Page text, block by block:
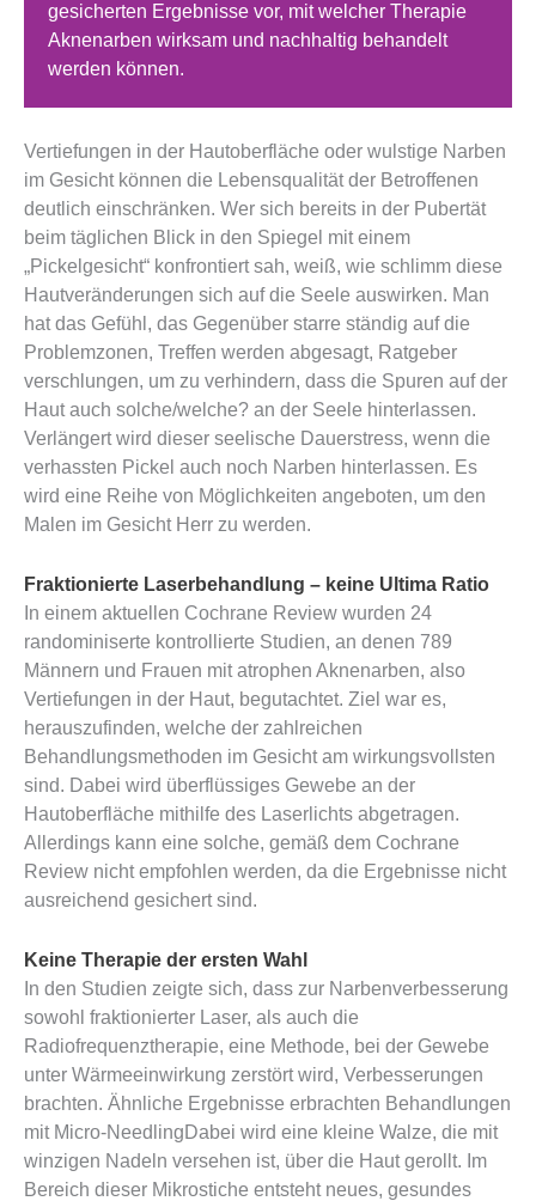
gesicherten Ergebnisse vor, mit welcher Therapie
Aknenarben wirksam und nachhaltig behandelt
werden können.
Vertiefungen in der Hautoberfläche oder wulstige Narben
im Gesicht können die Lebensqualität der Betroffenen
deutlich einschränken. Wer sich bereits in der Pubertät
beim täglichen Blick in den Spiegel mit einem
„Pickelgesicht“ konfrontiert sah, weiß, wie schlimm diese
Hautveränderungen sich auf die Seele auswirken. Man
hat das Gefühl, das Gegenüber starre ständig auf die
Problemzonen, Treffen werden abgesagt, Ratgeber
verschlungen, um zu verhindern, dass die Spuren auf der
Haut auch solche/welche? an der Seele hinterlassen.
Verlängert wird dieser seelische Dauerstress, wenn die
verhassten Pickel auch noch Narben hinterlassen. Es
wird eine Reihe von Möglichkeiten angeboten, um den
Malen im Gesicht Herr zu werden.
Fraktionierte Laserbehandlung – keine Ultima Ratio
In einem aktuellen Cochrane Review wurden 24
randominiserte kontrollierte Studien, an denen 789
Männern und Frauen mit atrophen Aknenarben, also
Vertiefungen in der Haut, begutachtet. Ziel war es,
herauszufinden, welche der zahlreichen
Behandlungsmethoden im Gesicht am wirkungsvollsten
sind. Dabei wird überflüssiges Gewebe an der
Hautoberfläche mithilfe des Laserlichts abgetragen.
Allerdings kann eine solche, gemäß dem Cochrane
Review nicht empfohlen werden, da die Ergebnisse nicht
ausreichend gesichert sind.
Keine Therapie der ersten Wahl
In den Studien zeigte sich, dass zur Narbenverbesserung
sowohl fraktionierter Laser, als auch die
Radiofrequenztherapie, eine Methode, bei der Gewebe
unter Wärmeeinwirkung zerstört wird, Verbesserungen
brachten. Ähnliche Ergebnisse erbrachten Behandlungen
mit Micro-NeedlingDabei wird eine kleine Walze, die mit
winzigen Nadeln versehen ist, über die Haut gerollt. Im
Bereich dieser Mikrostiche entsteht neues, gesundes